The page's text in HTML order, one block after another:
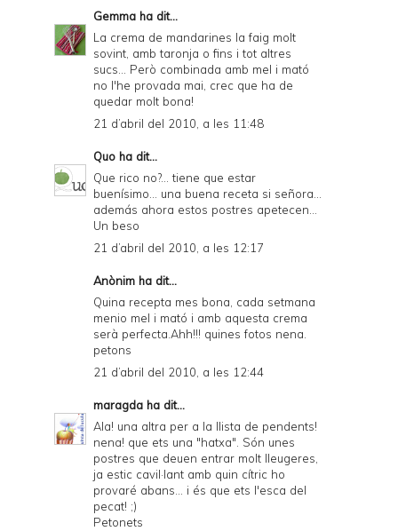
Gemma ha dit...
La crema de mandarines la faig molt
sovint, amb taronja o fins i tot altres
sucs... Però combinada amb mel i mató
no l'he provada mai, crec que ha de
quedar molt bona!
21 d’abril del 2010, a les 11:48
Quo ha dit...
Que rico no?... tiene que estar
buenísimo... una buena receta si señora...
además ahora estos postres apetecen...
Un beso
21 d’abril del 2010, a les 12:17
Anònim ha dit...
Quina recepta mes bona, cada setmana
menio mel i mató i amb aquesta crema
serà perfecta.Ahh!!! quines fotos nena.
petons
21 d’abril del 2010, a les 12:44
maragda ha dit...
Ala! una altra per a la llista de pendents!
nena! que ets una "hatxa". Són unes
postres que deuen entrar molt lleugeres,
ja estic cavil·lant amb quin cítric ho
provaré abans... i és que ets l'esca del
pecat! ;)
Petonets